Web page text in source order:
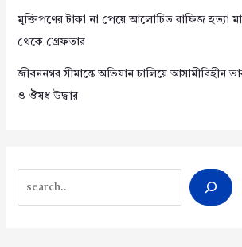
মুক্তিপণের টাকা না পেয়ে আলোচিত রাফিজ হত্যা
থেকে গ্রেফতার
জীবননগর সীমান্তে অভিযান চালিয়ে আসামীবিহীন
ও ঔষধ উদ্ধার